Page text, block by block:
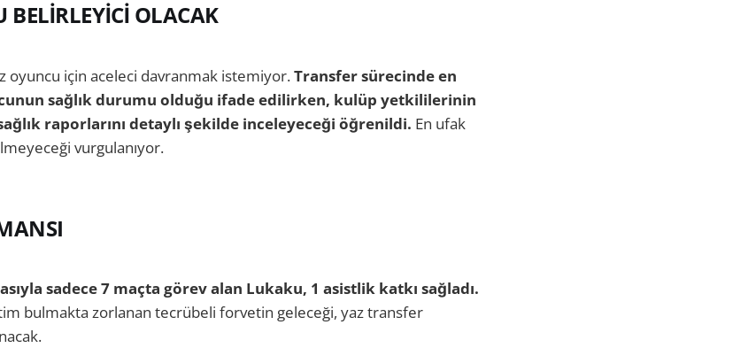
BELİRLEYİCİ OLACAK
oyuncu için aceleci davranmak istemiyor.Transfer sürecinde en
sağlık durumu olduğu ifade edilirken, kulüp yetkililerinin
raporlarını detaylı şekilde inceleyeceği öğrenildi. En ufak
vurgulanıyor.
sadece 7 maçta görev alan Lukaku, 1 asistlik katkı sağladı.
bulmakta zorlanan tecrübeli forvetin geleceği, yaz transfer